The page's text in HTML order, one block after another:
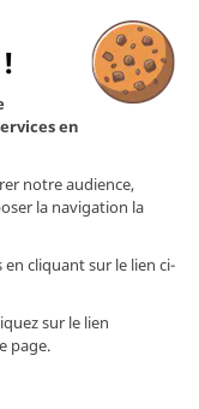
en
notre audience,
la navigation la
cliquant sur le lien ci-
sur le lien
page.

l'article L.5111-1 du Code
commerciales) présentes
prodigués quant à
d'un diagnostic
quant aux